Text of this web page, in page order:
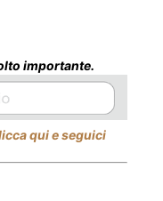
importante.
qui e seguici